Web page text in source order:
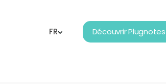
FR Découvrir Plugnotes